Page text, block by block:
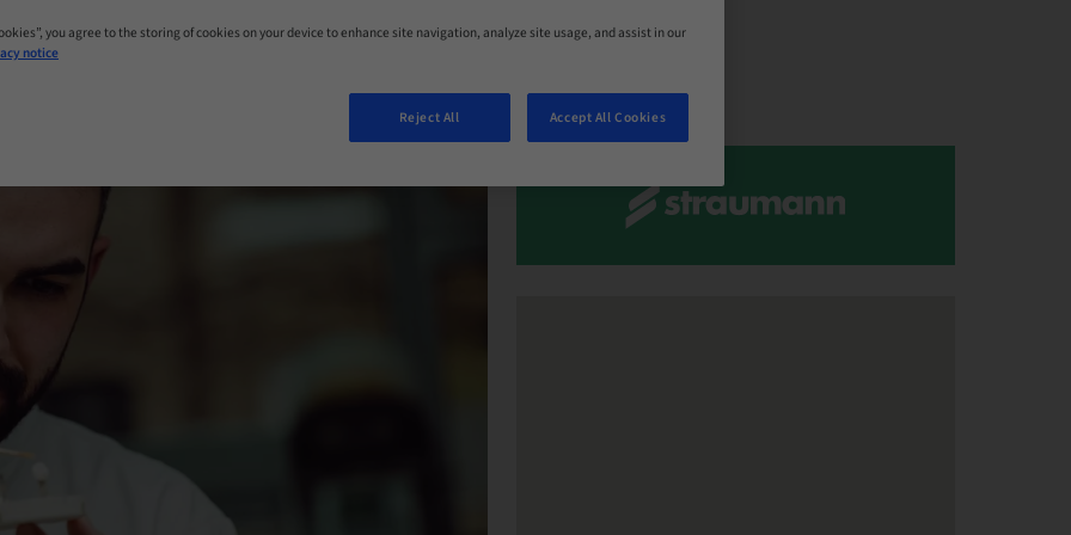
you agree to the storing of cookies on your device to enhance site navigation, analyze site usage, and assist in our
notice
Reject All Accept All Cookies